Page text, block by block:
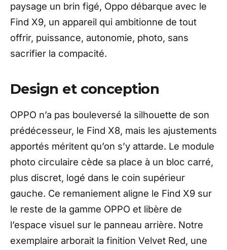
paysage un brin figé, Oppo débarque avec le
Find X9, un appareil qui ambitionne de tout
offrir, puissance, autonomie, photo, sans
sacrifier la compacité.
Design et conception
OPPO n’a pas bouleversé la silhouette de son
prédécesseur, le Find X8, mais les ajustements
apportés méritent qu’on s’y attarde. Le module
photo circulaire cède sa place à un bloc carré,
plus discret, logé dans le coin supérieur
gauche. Ce remaniement aligne le Find X9 sur
le reste de la gamme OPPO et libère de
l’espace visuel sur le panneau arrière. Notre
exemplaire arborait la finition Velvet Red, une